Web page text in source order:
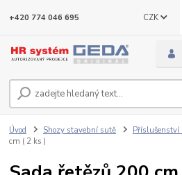
CZK
+420 774 046 695
Úvod Shozy stavební sutě Příslušenství
cm ( 2 ks )